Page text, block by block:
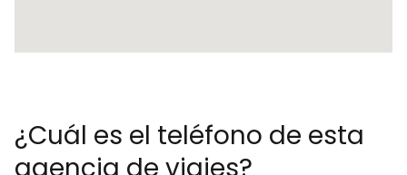
¿Cuál es el teléfono de esta